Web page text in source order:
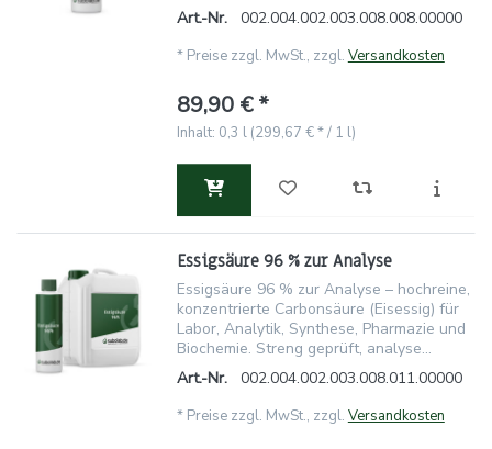
Art.-Nr.
002.004.002.003.008.008.00000
* Preise zzgl. MwSt., zzgl. Versandkosten
89,90 € *
Inhalt: 0,3 l (299,67 € * / 1 l)
Essigsäure 96 % zur Analyse
Essigsäure 96 % zur Analyse – hochreine,
konzentrierte Carbonsäure (Eisessig) für
Labor, Analytik, Synthese, Pharmazie und
Biochemie. Streng geprüft, analyse...
Art.-Nr.
002.004.002.003.008.011.00000
* Preise zzgl. MwSt., zzgl. Versandkosten